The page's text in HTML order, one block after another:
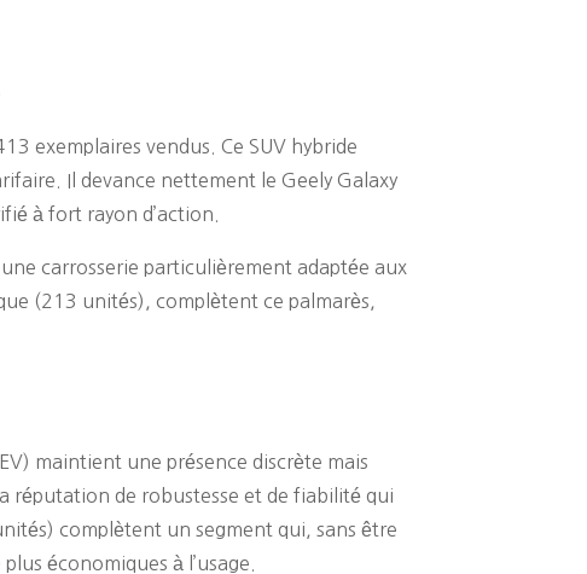
exemplaires vendus. Ce SUV hybride
Il devance nettement le Geely Galaxy
à fort rayon d’action.
carrosserie particulièrement adaptée aux
(213 unités), complètent ce palmarès,
maintient une présence discrète mais
réputation de robustesse et de fiabilité qui
complètent un segment qui, sans être
économiques à l’usage.